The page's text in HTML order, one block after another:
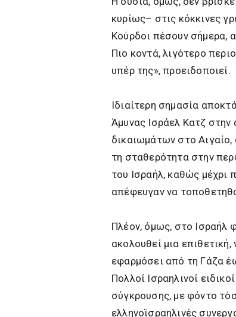
κυρίως– στις κόκκινες
Κούρδοι πέσουν σήμερα,
Πιο κοντά, λιγότερο
υπέρ της», προειδοποιεί.
Ιδιαίτερη σημασία
Άμυνας Ισράελ Κατζ
δικαιωμάτων στο
τη σταθερότητα στην
του Ισραήλ, καθώς μέχρι
απέφευγαν να
Πλέον, όμως, στο Ισραήλ
ακολουθεί μια
εφαρμόσει από τη Γάζα
Πολλοί Ισραηλινοί
σύγκρουσης, με φόντο
ελληνοϊσραηλινές